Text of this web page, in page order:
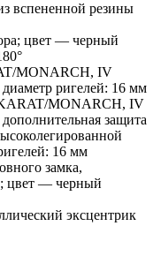
вспененной резины
цвет — черный
MONARCH, IV
ригелей: 16 мм
MONARCH, IV
защита
16 мм
замка,
цвет — черный
эксцентрик